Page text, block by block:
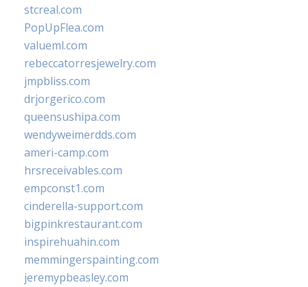
stcreal.com
PopUpFlea.com
valueml.com
rebeccatorresjewelry.com
jmpbliss.com
drjorgerico.com
queensushipa.com
wendyweimerdds.com
ameri-camp.com
hrsreceivables.com
empconst1.com
cinderella-support.com
bigpinkrestaurant.com
inspirehuahin.com
memmingerspainting.com
jeremypbeasley.com